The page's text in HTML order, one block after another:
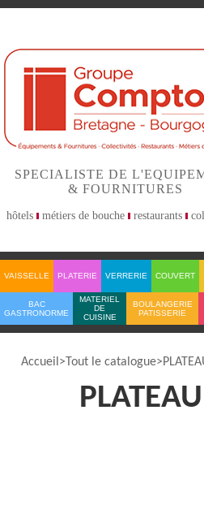
SPECIALISTE DE
& FOURNITURES
hôtels métiers de bouche restaurants
VAISSELLE PLATERIE VERRERIE COUVERT
BAC
GASTRONORME
MATERIEL
DE
CUISINE
BOULANGERIE
PATISSERIE
Accueil Tout le catalogue